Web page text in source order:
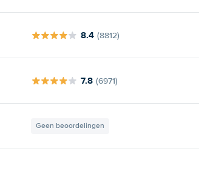
8.4 (8812)
7.8 (6971)
Geen beoordelingen